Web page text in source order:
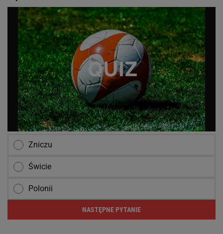
Zniczu
Świcie
Polonii
NASTĘPNE PYTANIE